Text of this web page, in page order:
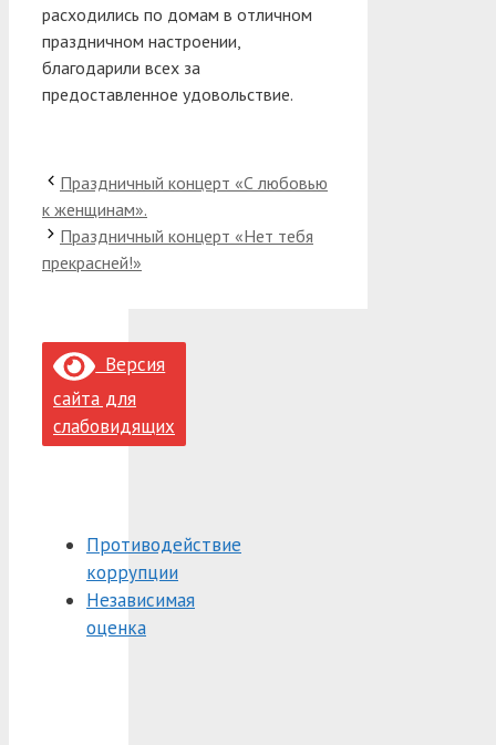
расходились по домам в отличном
праздничном настроении,
благодарили всех за
предоставленное удовольствие.
Праздничный концерт «С любовью
к женщинам».
Праздничный концерт «Нет тебя
прекрасней!»
Версия
сайта для
слабовидящих
Противодействие
коррупции
Независимая
оценка